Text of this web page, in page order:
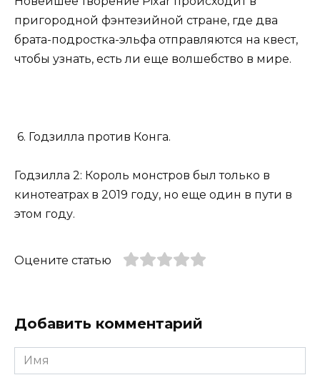
пригородной фэнтезийной стране, где два
брата-подростка-эльфа отправляются на квест,
чтобы узнать, есть ли еще волшебство в мире.
6. Годзилла против Конга.
Годзилла 2: Король монстров был только в
кинотеатрах в 2019 году, но еще один в пути в
этом году.
Оцените статью
Добавить комментарий
Имя
*